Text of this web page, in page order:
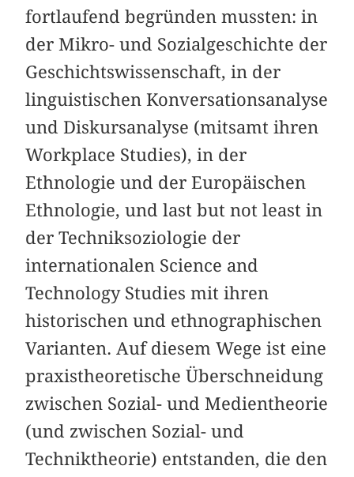
fortlaufend begründen mussten: in
der Mikro- und Sozialgeschichte der
Geschichtswissenschaft, in der
linguistischen Konversationsanalyse
und Diskursanalyse (mitsamt ihren
Workplace Studies), in der
Ethnologie und der Europäischen
Ethnologie, und last but not least in
der Techniksoziologie der
internationalen Science and
Technology Studies mit ihren
historischen und ethnographischen
Varianten. Auf diesem Wege ist eine
praxistheoretische Überschneidung
zwischen Sozial- und Medientheorie
(und zwischen Sozial- und
Techniktheorie) entstanden, die den